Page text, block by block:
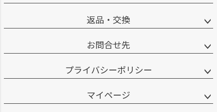
返品・交換
お問合せ先
プライバシーポリシー
マイページ